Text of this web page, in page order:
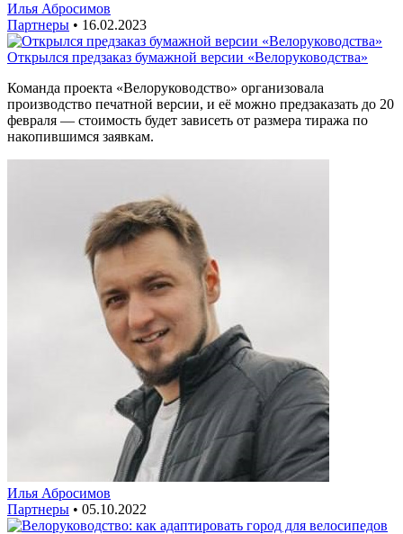
Илья Абросимов
Партнеры • 16.02.2023
Открылся предзаказ бумажной версии «Велоруководства»
Команда проекта «Велоруководство» организовала
производство печатной версии, и её можно предзаказать до 20
февраля — стоимость будет зависеть от размера тиража по
накопившимся заявкам.
Илья Абросимов
Партнеры • 05.10.2022